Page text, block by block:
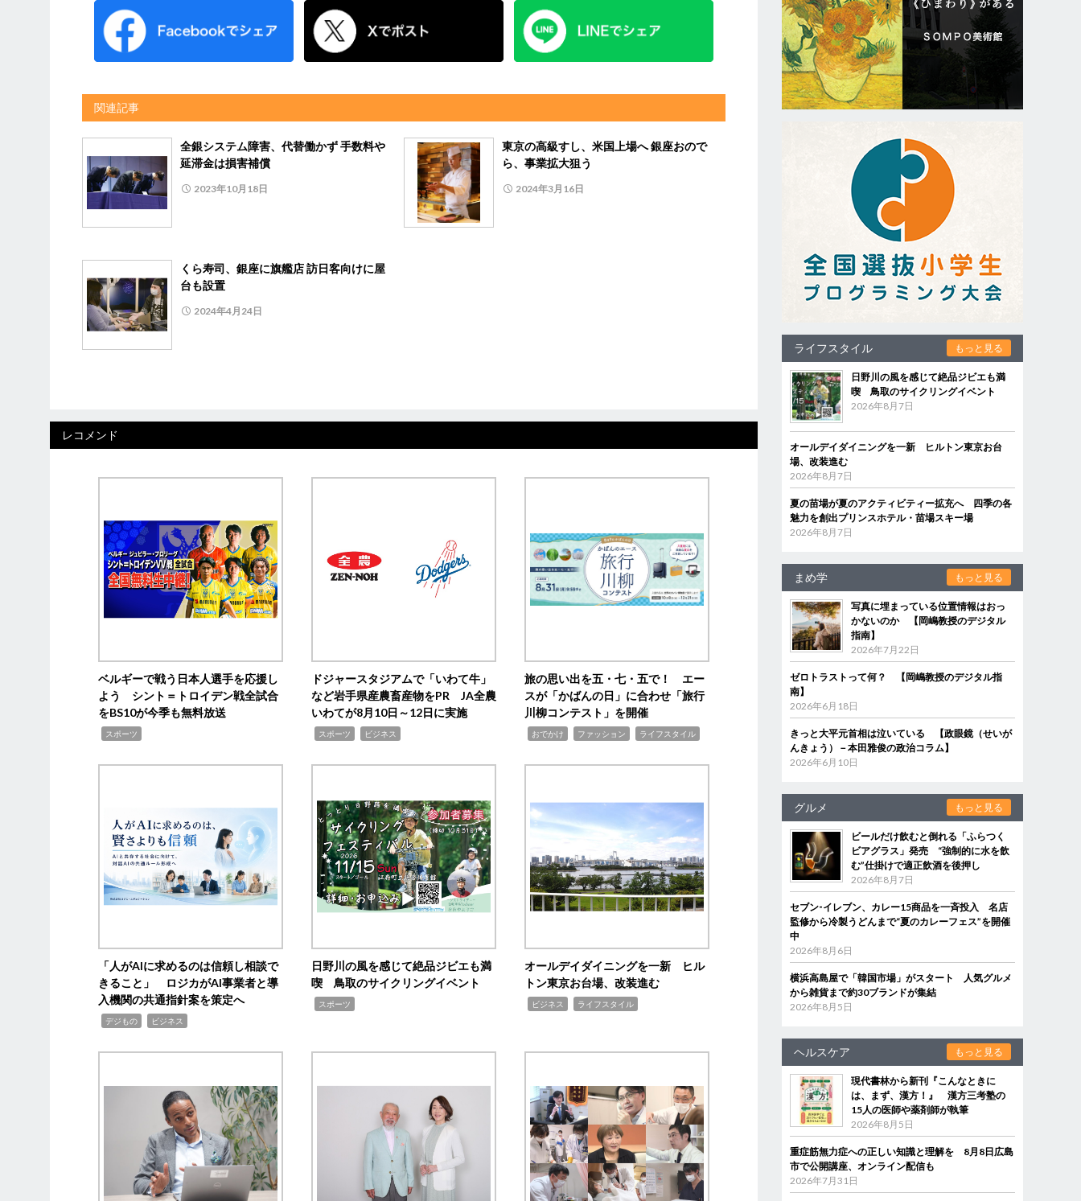
関連記事
全銀システム障害、代替働かず 手数料や
延滞金は損害補償
2023年10月18日
東京の高級すし、米国上場へ 銀座おので
ら、事業拡大狙う
2024年3月16日
くら寿司、銀座に旗艦店 訪日客向けに屋
台も設置
2024年4月24日
レコメンド
ベルギーで戦う日本人選手を応援し
よう シント＝トロイデン戦全試合
をBS10が今季も無料放送
スポーツ
ドジャースタジアムで「いわて牛」
など岩手県産農畜産物をPR JA全農
いわてが8月10日～12日に実施
スポーツ ビジネス
旅の思い出を五・七・五で！ エー
スが「かばんの日」に合わせ「旅行
川柳コンテスト」を開催
おでかけ ファッション ライフスタイル
「人がAIに求めるのは信頼し相談で
きること」 ロジカがAI事業者と導
入機関の共通指針案を策定へ
デジもの ビジネス
日野川の風を感じて絶品ジビエも満
喫 鳥取のサイクリングイベント
スポーツ
オールデイダイニングを一新 ヒル
トン東京お台場、改装進む
ビジネス ライフスタイル
ライフスタイル もっと見る
日野川の風を感じて絶品ジビエも満
喫 鳥取のサイクリングイベント
2026年8月7日
オールデイダイニングを一新 ヒルトン東京お台
場、改装進む
2026年8月7日
夏の苗場が夏のアクティビティー拡充へ 四季の各
魅力を創出プリンスホテル・苗場スキー場
2026年8月7日
まめ学 もっと見る
写真に埋まっている位置情報はおっ
かないのか 【岡嶋教授のデジタル
指南】
2026年7月22日
ゼロトラストって何？ 【岡嶋教授のデジタル指
南】
2026年6月18日
きっと大平元首相は泣いている 【政眼鏡（せいが
んきょう）－本田雅俊の政治コラム】
2026年6月10日
グルメ もっと見る
ビールだけ飲むと倒れる「ふらつく
ビアグラス」発売 “強制的に水を飲
む”仕掛けで適正飲酒を後押し
2026年8月7日
セブン‐イレブン、カレー15商品を一斉投入 名店
監修から冷製うどんまで“夏のカレーフェス”を開催
中
2026年8月6日
横浜高島屋で「韓国市場」がスタート 人気グルメ
から雑貨まで約30ブランドが集結
2026年8月5日
ヘルスケア もっと見る
現代書林から新刊『こんなときに
は、まず、漢方！』 漢方三考塾の
15人の医師や薬剤師が執筆
2026年8月5日
重症筋無力症への正しい知識と理解を 8月8日広島
市で公開講座、オンライン配信も
2026年7月31日